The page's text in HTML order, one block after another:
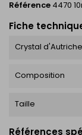
Référence 4470
Fiche
Crystal
Composition
Taille
Références